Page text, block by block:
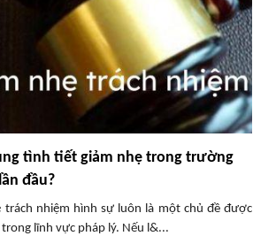
tình tiết giảm nhẹ trong trường
đầu?
trách nhiệm hình sự luôn là một chủ đề được
lĩnh vực pháp lý. Nếu l&...